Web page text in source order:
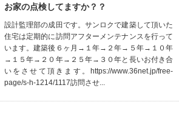
お家の点検してますか？？
設計監理部の成田です。サンロクで建築して頂いた
住宅は定期的に訪問アフターメンテナンスを行って
います。建築後６ヶ月→１年→２年→５年→１０年
→１５年→２０年→２５年→３０年と長いお付き合
いをさせて頂きます。https://www.36net.jp/free-
page/s-h-1214/1117訪問させ...